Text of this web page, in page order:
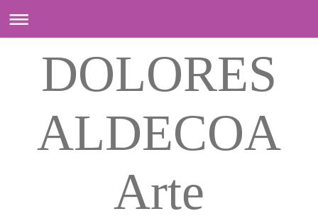
DOLORES
ALDECOA
Arte